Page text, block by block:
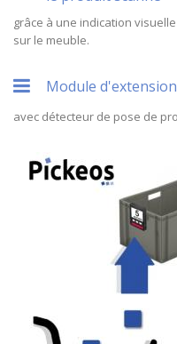
grâce à une indication
sur le meuble.
Module d'extension
avec détecteur de pose de